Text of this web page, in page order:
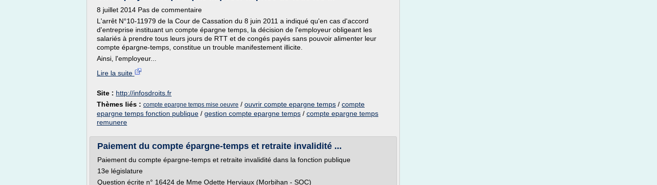
8 juillet 2014 Pas de commentaire
L'arrêt N°10-11979 de la Cour de Cassation du 8 juin 2011 a indiqué qu'en cas d'accord
d'entreprise instituant un compte épargne temps, la décision de l'employeur obligeant les
salariés à prendre tous leurs jours de RTT et de congés payés sans pouvoir alimenter leur
compte épargne-temps, constitue un trouble manifestement illicite.
Ainsi, l'employeur...
Lire la suite
Site : http://infosdroits.fr
Thèmes liés : compte epargne temps mise oeuvre / ouvrir compte epargne temps / compte
epargne temps fonction publique / gestion compte epargne temps / compte epargne temps
remunere
Paiement du compte épargne-temps et retraite invalidité ...
Paiement du compte épargne-temps et retraite invalidité dans la fonction publique
13e législature
Question écrite n° 16424 de Mme Odette Herviaux (Morbihan - SOC)